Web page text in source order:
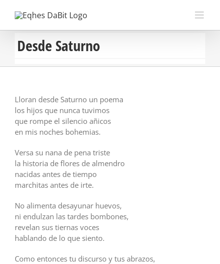
Desde Saturno
Lloran desde Saturno un poema
los hijos que nunca tuvimos
que rompe el silencio añicos
en mis noches bohemias.
Versa su nana de pena triste
la historia de flores de almendro
nacidas antes de tiempo
marchitas antes de irte.
No alimenta desayunar huevos,
ni endulzan las tardes bombones,
revelan sus tiernas voces
hablando de lo que siento.
Como entonces tu discurso y tus abrazos,